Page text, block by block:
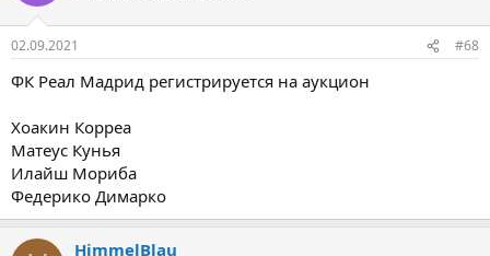
02.09.2021 #68
ФК Реал Мадрид регистрируется на аукцион
Хоакин Корреа
Матеус Кунья
Илайш Мориба
Федерико Димарко
HimmelBlau